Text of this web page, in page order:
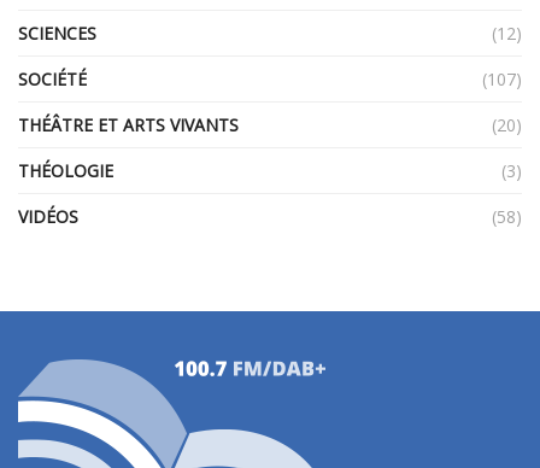
SCIENCES
(12)
SOCIÉTÉ
(107)
THÉÂTRE ET ARTS VIVANTS
(20)
THÉOLOGIE
(3)
VIDÉOS
(58)